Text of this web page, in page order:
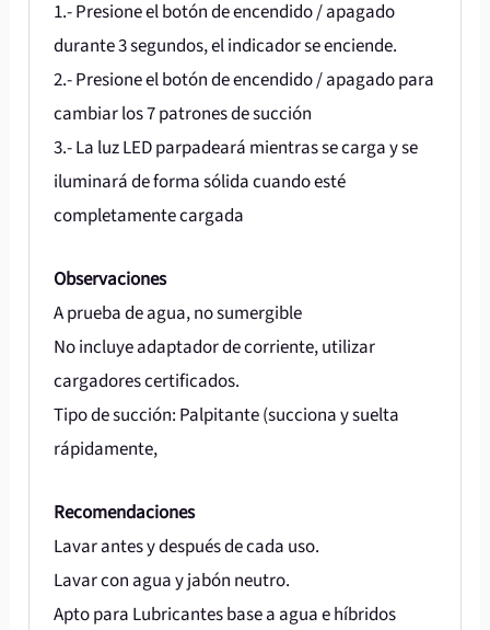
1.- Presione el botón de encendido / apagado
durante 3 segundos, el indicador se enciende.
2.- Presione el botón de encendido / apagado para
cambiar los 7 patrones de succión
3.- La luz LED parpadeará mientras se carga y se
iluminará de forma sólida cuando esté
completamente cargada
Observaciones
A prueba de agua, no sumergible
No incluye adaptador de corriente, utilizar
cargadores certificados.
Tipo de succión: Palpitante (succiona y suelta
rápidamente,
Recomendaciones
Lavar antes y después de cada uso.
Lavar con agua y jabón neutro.
Apto para Lubricantes base a agua e híbridos